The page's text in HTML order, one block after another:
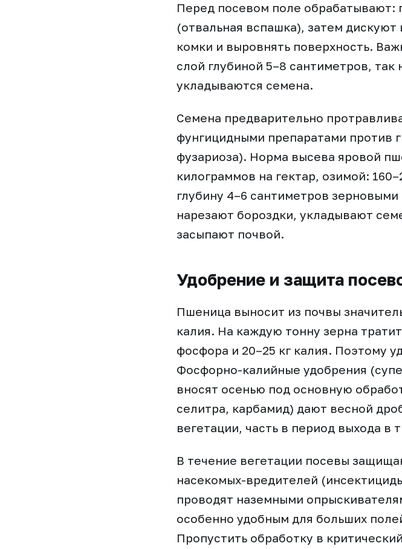
Перед посевом поле обрабатывают:
(отвальная вспашка), затем
комки и выровнять поверхность.
слой глубиной 5–8 сантиметров,
укладываются семена.
Семена предварительно
фунгицидными препаратами против
фузариоза). Норма высева яровой
килограммов на гектар, озимой:
глубину 4–6 сантиметров
нарезают бороздки, укладывают
засыпают почвой.
Удобрение и защита
Пшеница выносит из почвы
калия. На каждую тонну зерна
фосфора и 20–25 кг калия. Поэтому
Фосфорно-калийные удобрения
вносят осенью под основную
селитра, карбамид) дают весной
вегетации, часть в период выхода в
В течение вегетации посевы
насекомых-вредителей
проводят наземными
особенно удобным для больших
Пропустить обработку в